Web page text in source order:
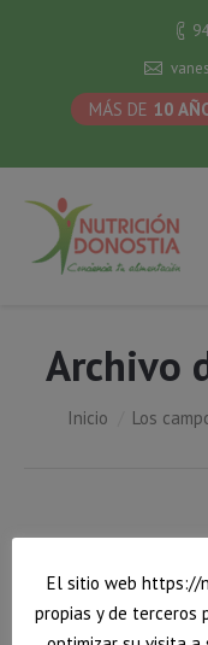
MÁS DE 10
Archivo
Estás aquí:
Inicio Los
El sitio web https://
propias y de terceros